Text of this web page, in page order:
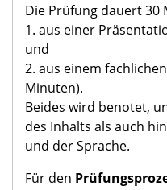
Die Prüfung dauert
1. aus einer
und
2. aus einem
Minuten).
Beides wird benotet,
des Inhalts als auch
und der Sprache.
Für den